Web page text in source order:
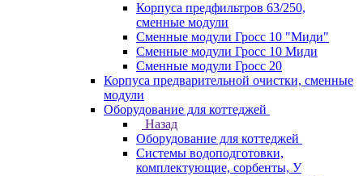
Корпуса предфильтров 63/250,
сменные модули
Сменные модули Гросс 10 "Миди"
Сменные модули Гросс 10 Миди
Сменные модули Гросс 20
Корпуса предварительной очистки, сменные
модули
Оборудование для коттеджей
Назад
Оборудование для коттеджей
Системы водоподготовки,
комплектующие, сорбенты, У